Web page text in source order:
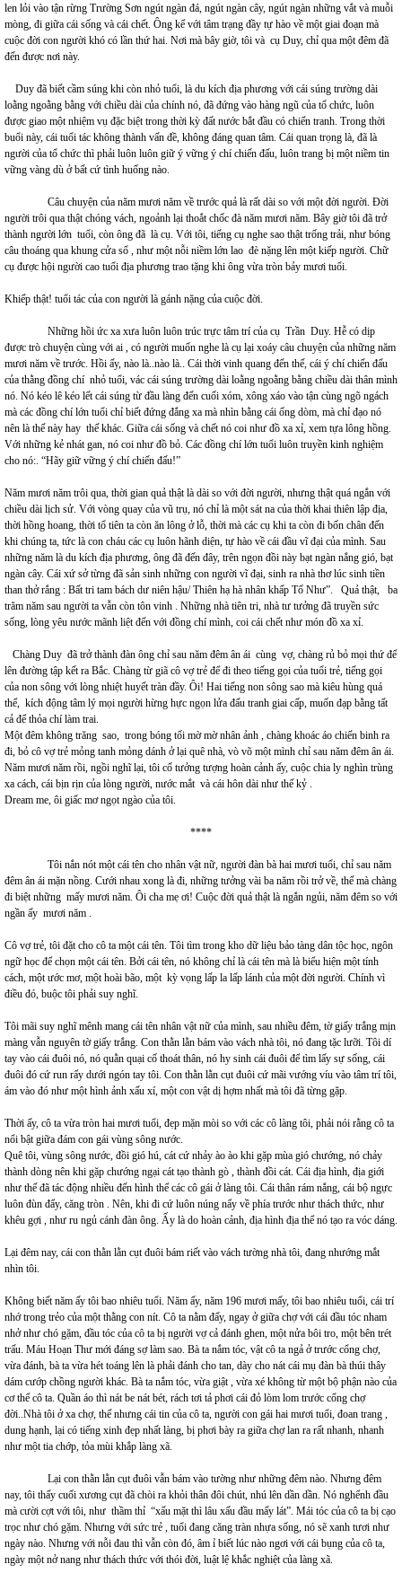
len lỏi vào tận rừng Trường Sơn ngút ngàn đá, ngút ngàn cây, ngút ngàn những vắt và muỗi
mòng, đi giữa cái sống và cái chết. Ông kể với tâm trạng đầy tự hào về một giai đoạn mà
cuộc đời con người khó có lần thứ hai. Nơi mà bây giờ, tôi và cụ Duy, chỉ qua một đêm đã
đến được nơi này.
Duy đã biết cầm súng khi còn nhỏ tuổi, là du kích địa phương với cái súng trường dài
loằng ngoằng bằng với chiều dài của chính nó, đã đứng vào hàng ngũ của tổ chức, luôn
được giao một nhiệm vụ đặc biệt trong thời kỳ đất nước bắt đầu có chiến tranh. Trong thời
buổi này, cái tuổi tác không thành vấn đề, không đáng quan tâm. Cái quan trọng là, đã là
người của tổ chức thì phải luôn luôn giữ ý vững ý chí chiến đấu, luôn trang bị một niềm tin
vững vàng dù ở bất cứ tình huống nào.
Câu chuyện của năm mươi năm về trước quả là rất dài so với một đời người. Đời
người trôi qua thật chóng vách, ngoảnh lại thoắt chốc đà năm mươi năm. Bây giờ tôi đã trở
thành người lớn tuổi, còn ông đã là cụ. Với tôi, tiếng cụ nghe sao thật trống trải, như bóng
câu thoáng qua khung cửa sổ , như một nỗi niềm lớn lao đè nặng lên một kiếp người. Chữ
cụ được hội người cao tuổi địa phương trao tặng khi ông vừa tròn bảy mươi tuổi.
Khiếp thật! tuổi tác của con người là gánh nặng của cuộc đời.
Những hồi ức xa xưa luôn luôn trúc trực tâm trí của cụ Trần Duy. Hễ có dịp
được trò chuyện cùng với ai , có người muốn nghe là cụ lại xoáy câu chuyện của những năm
mươi năm về trước. Hồi ấy, nào là..nào là.. Cái thời vinh quang đến thế, cái ý chí chiến đấu
của thằng đồng chí nhỏ tuổi, vác cái súng trường dài loằng ngoằng bằng chiều dài thân mình
nó. Nó kéo lê kéo lết cái súng từ đầu làng đến cuối xóm, xông xáo vào tận cùng ngõ ngách
mà các đồng chí lớn tuổi chỉ biết đứng đắng xa mà nhìn bằng cái ống dòm, mà chỉ đạo nó
nên là thế này hay thế khác. Giữa cái sống và chết nó coi như đồ xa xỉ, xem tựa lông hồng.
Với những kẻ nhát gan, nó coi như đồ bỏ. Các đồng chí lớn tuổi luôn truyền kinh nghiệm
cho nó:. “Hãy giữ vững ý chí chiến đấu!”
Năm mươi năm trôi qua, thời gian quả thật là dài so với đời người, nhưng thật quá ngắn với
chiều dài lịch sử. Với vòng quay của vũ trụ, nó chỉ là một sát na của thời khai thiên lập địa,
thời hồng hoang, thời tổ tiên ta còn ăn lông ở lỗ, thời mà các cụ khi ta còn đi bốn chân đến
khi chúng ta, tức là con cháu các cụ luôn hãnh diện, tự hào về cái đầu vĩ đại của mình. Sau
những năm là du kích địa phương, ông đã đến đây, trên ngọn đồi này bạt ngàn nắng gió, bạt
ngàn cây. Cái xứ sở từng đã sản sinh những con người vĩ đại, sinh ra nhà thơ lúc sinh tiền
than thở rắng : Bất tri tam bách dư niên hậu/ Thiên hạ hà nhân khấp Tố Như”. Quả thật, ba
trăm năm sau người ta vẫn còn tôn vinh . Những nhà tiên tri, nhà tư tưởng đã truyền sức
sống, lòng yêu nước mãnh liệt đến với đồng chí mình, coi cái chết như món đồ xa xỉ.
Chàng Duy đã trở thành đàn ông chỉ sau năm đêm ân ái cùng vợ, chàng rủ bỏ mọi thứ để
lên đường tập kết ra Bắc. Chàng từ giã cô vợ trẻ để đi theo tiếng gọi của tuổi trẻ, tiếng gọi
của non sông với lòng nhiệt huyết tràn đầy. Ôi! Hai tiếng non sông sao mà kiêu hùng quá
thể, kích động tâm lý mọi người hừng hực ngọn lửa đấu tranh giai cấp, muốn đạp bằng tất
cả để thỏa chí làm trai.
Một đêm không trăng sao, trong bóng tối mờ mờ nhân ảnh , chàng khoác áo chiến binh ra
đi, bỏ cô vợ trẻ mỏng tanh mỏng dánh ở lại quê nhà, vò võ một mình chỉ sau năm đêm ân ái.
Năm mươi năm rồi, ngồi nghĩ lại, tôi cố tưởng tượng hoàn cảnh ấy, cuộc chia ly nghìn trùng
xa cách, cái bịn rịn của lòng người, nước mắt và cái hôn dài như thế kỷ .
Dream me, ôi giấc mơ ngọt ngào của tôi.
****
Tôi nắn nót một cái tên cho nhân vật nữ, người đàn bà hai mươi tuổi, chỉ sau năm
đêm ân ái mặn nồng. Cưới nhau xong là đi, những tưởng vài ba năm rồi trở về, thế mà chàng
đi biệt những mấy mươi năm. Ôi cha mẹ ơi! Cuộc đời quả thật là ngắn ngủi, năm đêm so với
ngần ấy mươi năm .
Cô vợ trẻ, tôi đặt cho cô ta một cái tên. Tôi tìm trong kho dữ liệu bảo tàng dân tộc học, ngôn
ngữ học để chọn một cái tên. Bởi cái tên, nó không chỉ là cái tên mà là biểu hiện một tính
cách, một ước mơ, một hoài bão, một kỳ vọng lấp la lấp lánh của một đời người. Chính vì
điều đó, buộc tôi phải suy nghĩ.
Tôi mãi suy nghĩ mênh mang cái tên nhân vật nữ của mình, sau nhiều đêm, tờ giấy trắng mịn
màng vẫn nguyên tờ giấy trắng. Con thằn lằn bám vào vách nhà tôi, nó đang tặc lưỡi. Tôi dí
tay vào cái đuôi nó, nó quằn quại cố thoát thân, nó hy sinh cái đuôi để tìm lấy sự sống, cái
đuôi đó cứ run rẩy dưới ngón tay tôi. Con thằn lằn cụt đuôi cứ mãi vướng víu vào tâm trí tôi,
ám vào đó như một hình ảnh xấu xí, một con vật dị hợm nhất mà tôi đã từng gặp.
Thời ấy, cô ta vừa tròn hai mươi tuổi, đẹp mặn mòi so với các cô làng tôi, phải nói rằng cô ta
nổi bật giữa đám con gái vùng sông nước.
Quê tôi, vùng sông nước, đồi gió hú, cát cứ nhảy ào ào khi gặp mùa gió chướng, nó chảy
thành dòng nên khi gặp chướng ngại cát tạo thành gò , thành đồi cát. Cái địa hình, địa giới
như thế đã tác động nhiều đến hình thể các cô gái ở làng tôi. Cái thân rám nắng, cái bộ ngực
luôn đùn đẩy, căng tròn . Nên, khi đi cứ luôn núng nẩy về phía trước như thách thức, như
khêu gợi , như ru ngủ cánh đàn ông. Ấy là do hoàn cảnh, địa hình địa thể nó tạo ra vóc dáng.
Lại đêm nay, cái con thằn lằn cụt đuôi bám riết vào vách tường nhà tôi, đang nhướng mắt
nhìn tôi.
Không biết năm ấy tôi bao nhiêu tuổi. Năm ấy, năm 196 mươi mấy, tôi bao nhiêu tuổi, cái trí
nhớ trong trẻo của một thằng con nít. Cô ta nằm đấy, ngay ở giữa chợ với cái đầu tóc nham
nhở như chó gặm, đầu tóc của cô ta bị người vợ cả đánh ghen, một nửa bôi tro, một bên trét
trấu. Máu Hoạn Thư mới đáng sợ làm sao. Bà ta nắm tóc, vật cô ta ngả ở trước cổng chợ,
vừa đánh, bà ta vừa hét toáng lên là phải đánh cho tan, dày cho nát cái mụ đàn bà thúi thây
dám cướp chồng người khác. Bà ta nắm tóc, vừa giật , vừa xé không từ một bộ phận nào của
cơ thể cô ta. Quần áo thì nát be nát bét, rách tơi tả phơi cái đỏ lòm lom trước cổng chợ
đời..Nhà tôi ở xa chợ, thế nhưng cái tin của cô ta, người con gái hai mươi tuổi, đoan trang ,
dung hạnh, lại có tiếng xinh đẹp nhất làng, bị phơi bày ra giữa chợ lan ra rất nhanh, nhanh
như một tia chớp, tỏa mùi khắp làng xã.
Lại con thằn lằn cụt đuôi vẫn bám vào tường như những đêm nào. Nhưng đêm
nay, tôi thấy cuối xương cụt đã chòi ra khỏi thân đôi chút, nhú lên dần dần. Nó nghểnh đầu
mà cười cợt với tôi, như thầm thỉ “xấu mặt thì lâu xấu đầu mấy lát”. Mái tóc của cô ta bị cạo
trọc như chó gặm. Nhưng với sức trẻ , tuổi đang căng tràn nhựa sống, nó sẽ xanh tươi như
ngày nào. Nhưng với nỗi đau thì vẫn còn đó, âm ỉ biết lúc nào ngơi với cái bụng của cô ta,
ngày một nở nang như thách thức với thói đời, luật lệ khắc nghiệt của làng xã.